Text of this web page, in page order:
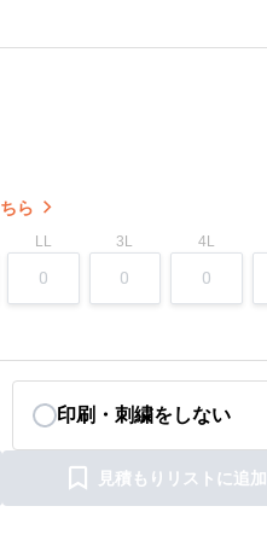
ら
LL 3L 4L
印刷・刺繍をしない
見積もりリストに追加